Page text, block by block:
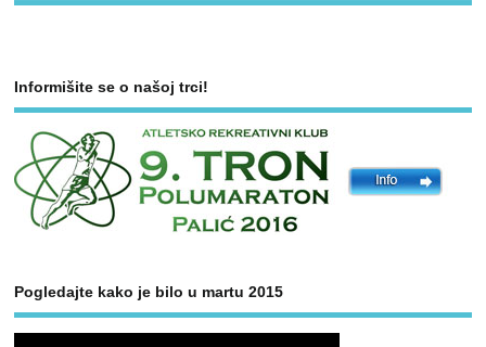
Informišite se o našoj trci!
Pogledajte kako je bilo u martu 2015